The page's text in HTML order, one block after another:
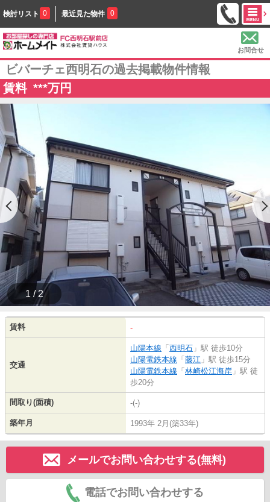
検討リスト 0 最近見た物件 0
お問合せ
ビバーチェ西明石の過去掲載物件情報
賃料 ***万円
1 / 2
賃料 -
交通
山陽本線 「 西明石 」駅 徒歩10分
山陽電鉄本線 「 藤江 」駅 徒歩15分
山陽電鉄本線 「 林崎松江海岸 」駅 徒
歩20分
間取り(面積) -(-)
築年月 1993年 2月(築33年)
メールでお問い合わせする(無料)
電話でお問い合わせする